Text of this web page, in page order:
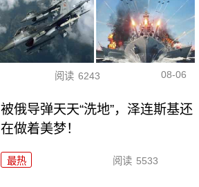
阅读 6243 08-06
被俄导弹天天“洗地”，泽连斯基还
在做着美梦！
最热 阅读 5533